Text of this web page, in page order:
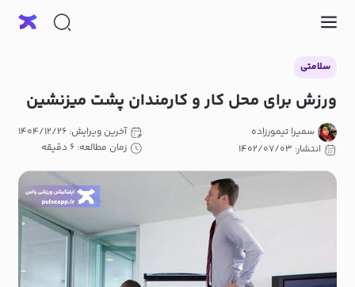
سلامتی
ورزش برای محل کار و کارمندان پشت میزنشین
سمیرا تیمورزاده
انتشار: ۱۴۰۲/۰۷/۰۳
آخرین ویرایش: ۱۴۰۴/۱۲/۲۶
زمان مطالعه: ۶ دقیقه